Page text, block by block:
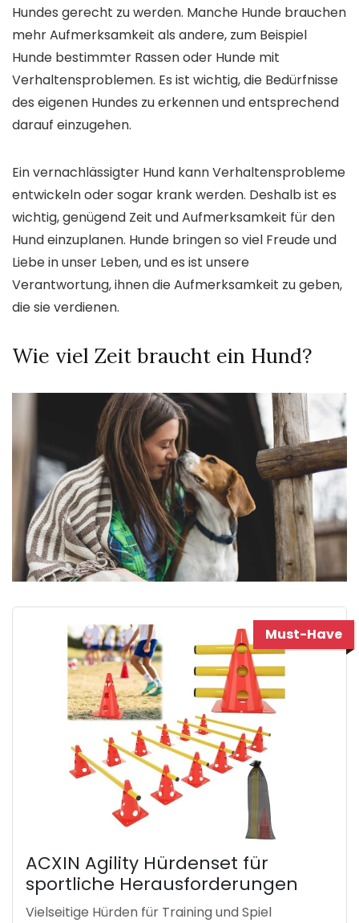
Hundes gerecht zu werden. Manche Hunde brauchen
mehr Aufmerksamkeit als andere, zum Beispiel
Hunde bestimmter Rassen oder Hunde mit
Verhaltensproblemen. Es ist wichtig, die Bedürfnisse
des eigenen Hundes zu erkennen und entsprechend
darauf einzugehen.
Ein vernachlässigter Hund kann Verhaltensprobleme
entwickeln oder sogar krank werden. Deshalb ist es
wichtig, genügend Zeit und Aufmerksamkeit für den
Hund einzuplanen. Hunde bringen so viel Freude und
Liebe in unser Leben, und es ist unsere
Verantwortung, ihnen die Aufmerksamkeit zu geben,
die sie verdienen.
Wie viel Zeit braucht ein Hund?
Must-Have
ACXIN Agility Hürdenset für
sportliche Herausforderungen
Vielseitige Hürden für Training und Spiel